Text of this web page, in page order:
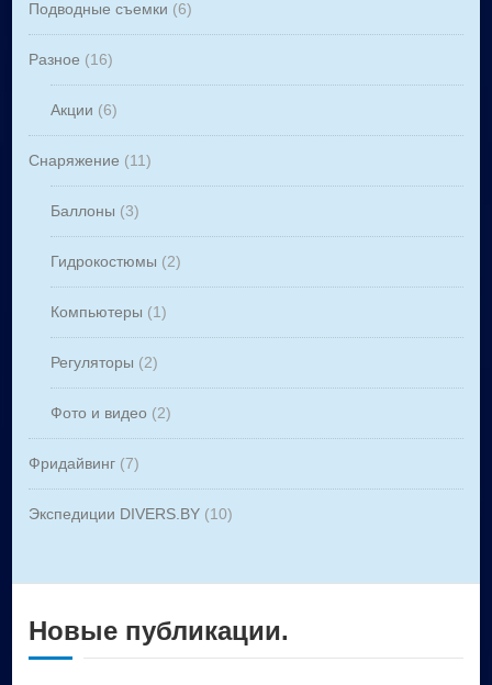
Подводные съемки (6)
Разное (16)
Акции (6)
Снаряжение (11)
Баллоны (3)
Гидрокостюмы (2)
Компьютеры (1)
Регуляторы (2)
Фото и видео (2)
Фридайвинг (7)
Экспедиции DIVERS.BY (10)
Новые публикации.